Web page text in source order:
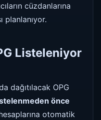
cüzdanlarına
planlanıyor.
Listeleniyor
dağıtılacak OPG
önce
otomatik